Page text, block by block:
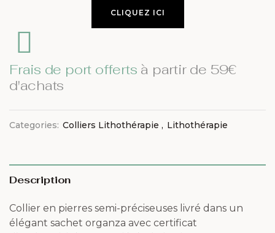
CLIQUEZ ICI
Frais de port offerts à partir de 59€
d'achats
Categories: Colliers Lithothérapie , Lithothérapie
Description
Collier en pierres semi-préciseuses livré dans un
élégant sachet organza avec certificat